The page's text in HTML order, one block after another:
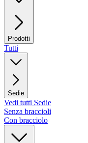
Prodotti
Tutti
Sedie
Vedi tutti Sedie
Senza braccioli
Con bracciolo